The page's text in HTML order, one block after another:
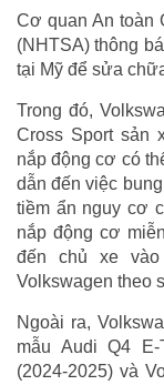
Cơ quan An toàn
(NHTSA) thông
tại Mỹ để sửa
Trong đó,
Cross Sport sản
nắp động cơ có
dẫn đến việc
tiềm ẩn nguy cơ
nắp động cơ
đến chủ xe
Volkswagen theo
Ngoài ra,
mẫu Audi Q4 E-
(2024-2025) và